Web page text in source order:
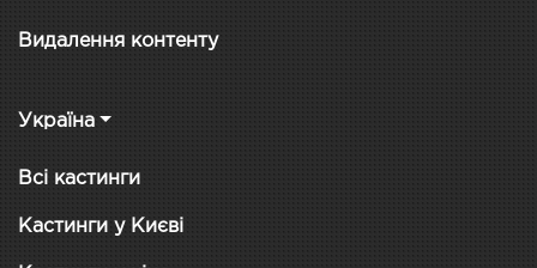
Видалення контенту
Україна
Всі кастинги
Кастинги у Києві